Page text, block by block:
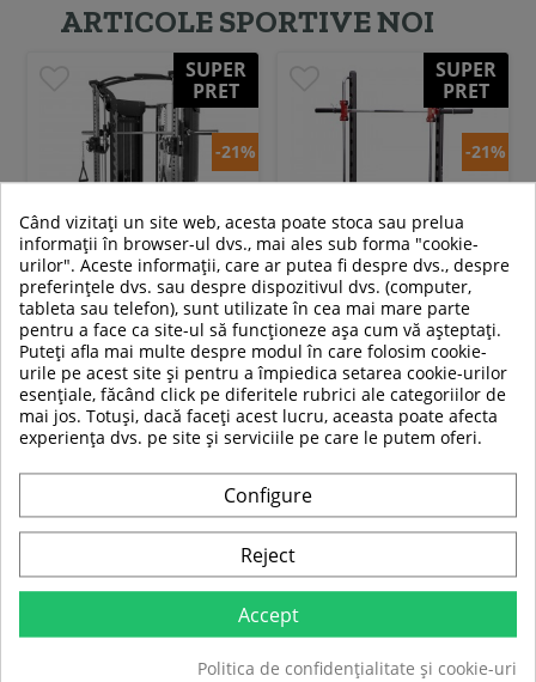
ARTICOLE SPORTIVE NOI
SUPER
PRET
-21%
Aparat multifunctional
Smith HMS CYKLOP 10
39 319,00 RON
30 988,99 RON
Adauga in cos
SUPER
PRET
-21%
Aparat Smith HMS ATLAS X3
2 889,00 RON
2 279,00 RON
Adauga in cos
SUPER
PRET
Când vizitați un site web, acesta poate stoca sau prelua
informații în browser-ul dvs., mai ales sub forma "cookie-
urilor". Aceste informații, care ar putea fi despre dvs., despre
preferințele dvs. sau despre dispozitivul dvs. (computer,
tableta sau telefon), sunt utilizate în cea mai mare parte
pentru a face ca site-ul să funcționeze așa cum vă așteptați.
Puteți afla mai multe despre modul în care folosim cookie-
urile pe acest site și pentru a împiedica setarea cookie-urilor
esențiale, făcând click pe diferitele rubrici ale categoriilor de
mai jos. Totuși, dacă faceți acest lucru, aceasta poate afecta
experiența dvs. pe site și serviciile pe care le putem oferi.
Configure
Reject
Accept
Politica de confidențialitate și cookie-uri